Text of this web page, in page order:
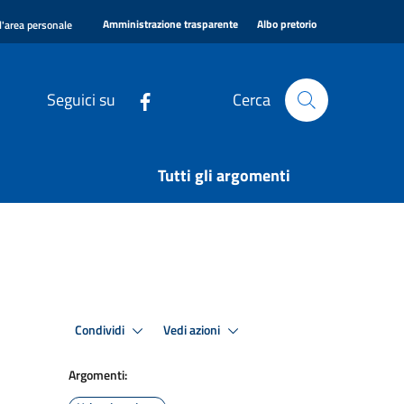
personale Amministrazione trasparente Albo pretorio
Seguici su Cerca
Tutti gli argomenti
Condividi Vedi azioni
Argomenti: